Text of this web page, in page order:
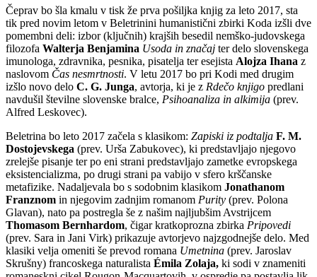
Čeprav bo šla kmalu v tisk že prva pošiljka knjig za leto 2017, sta
tik pred novim letom v Beletrinini humanistični zbirki Koda izšli dve
pomembni deli: izbor (ključnih) krajših besedil nemško-judovskega
filozofa Walterja Benjamina Usoda in značaj ter delo slovenskega
imunologa, zdravnika, pesnika, pisatelja ter esejista Alojza Ihana z
naslovom Čas nesmrtnosti. V letu 2017 bo pri Kodi med drugim
izšlo novo delo C. G. Junga, avtorja, ki je z Rdečo knjigo predlani
navdušil številne slovenske bralce, Psihoanaliza in alkimija (prev.
Alfred Leskovec).
Beletrina bo leto 2017 začela s klasikom: Zapiski iz podtalja F. M.
Dostojevskega (prev. Urša Zabukovec), ki predstavljajo njegovo
zrelejše pisanje ter po eni strani predstavljajo zametke evropskega
eksistencializma, po drugi strani pa vabijo v sfero krščanske
metafizike. Nadaljevala bo s sodobnim klasikom Jonathanom
Franznom in njegovim zadnjim romanom Purity (prev. Polona
Glavan), nato pa postregla še z našim najljubšim Avstrijcem
Thomasom Bernhardom, čigar kratkoprozna zbirka Pripovedi
(prev. Sara in Jani Virk) prikazuje avtorjevo najzgodnejše delo. Med
klasiki velja omeniti še prevod romana Umetnina (prev. Jaroslav
Skrušny) francoskega naturalista Émila Zolaja, ki sodi v znameniti